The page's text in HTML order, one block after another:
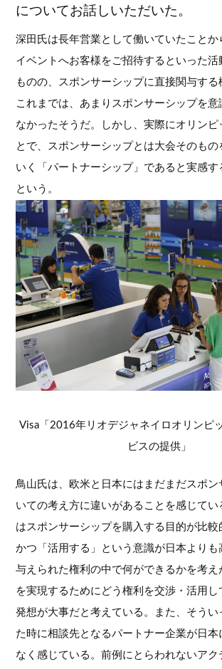
についてお話しいただいた。
深田氏は長年営業として働いていたことか
イベントへお客様をご招待するといった活
ものの、スポンサーシップに直接関与する
これまでは、あまりスポンサーシップを
なかったそうだ。しかし、実際にオリンピ
とで、スポンサーシップとは大会そのもの
いく「パートナーシップ」であると実感す
という。
Visa「2016年リオデジャネイロオリンピ
ビスの提供」
鳥山氏は、欧米と日本にはまだまだスポン
いての考え方に違いがあることを感じてい
はスポンサーシップを購入する目的が比較
かつ「活用する」という意識が日本よりも
与えられた権利の中で何ができるかを考え
を実現するためにどう権利を交渉・活用し
発想が大事だと考えている。また、そうい
た時に相談先となるパートナー企業が日本
なく感じている。前例にとらわれないアク